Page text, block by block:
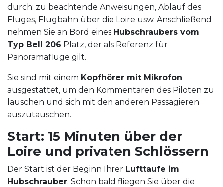
durch: zu beachtende Anweisungen, Ablauf des
Fluges, Flugbahn über die Loire usw. Anschließend
nehmen Sie an Bord eines Hubschraubers vom
Typ Bell 206 Platz, der als Referenz für
Panoramaflüge gilt.
Sie sind mit einem Kopfhörer mit Mikrofon
ausgestattet, um den Kommentaren des Piloten zu
lauschen und sich mit den anderen Passagieren
auszutauschen.
Start: 15 Minuten über der
Loire und privaten Schlössern
Der Start ist der Beginn Ihrer Lufttaufe im
Hubschrauber. Schon bald fliegen Sie über die